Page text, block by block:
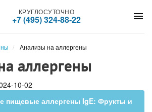
menu
КРУГЛОСУТОЧНО
+7 (495) 324-88-22
Анализы на аллергены
аллергены
10-02
пищевые аллергены IgE: Фрукты и